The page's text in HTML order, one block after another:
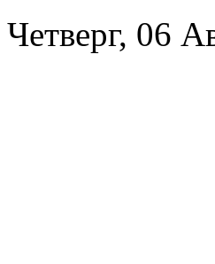
Четверг, 06